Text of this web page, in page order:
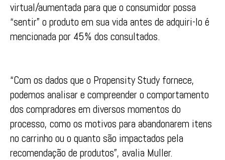
virtual/aumentada para que o consumidor possa
“sentir” o produto em sua vida antes de adquiri-lo é
mencionada por 45% dos consultados.
“Com os dados que o Propensity Study fornece,
podemos analisar e compreender o comportamento
dos compradores em diversos momentos do
processo, como os motivos para abandonarem itens
no carrinho ou o quanto são impactados pela
recomendação de produtos”, avalia Muller.